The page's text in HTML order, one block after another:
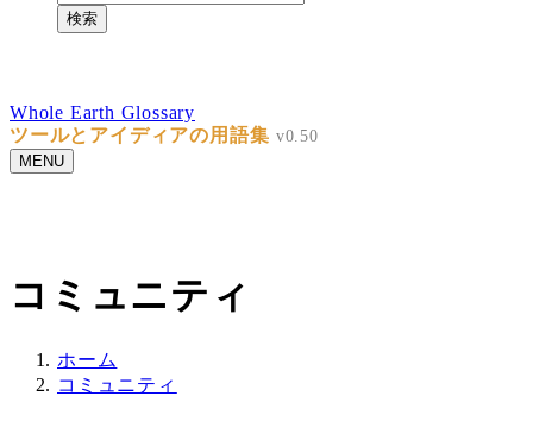
索検索
Whole Earth Glossary
ツールとアイディアの用語集
MENU
コミュニティ
ホーム
コミュニティ